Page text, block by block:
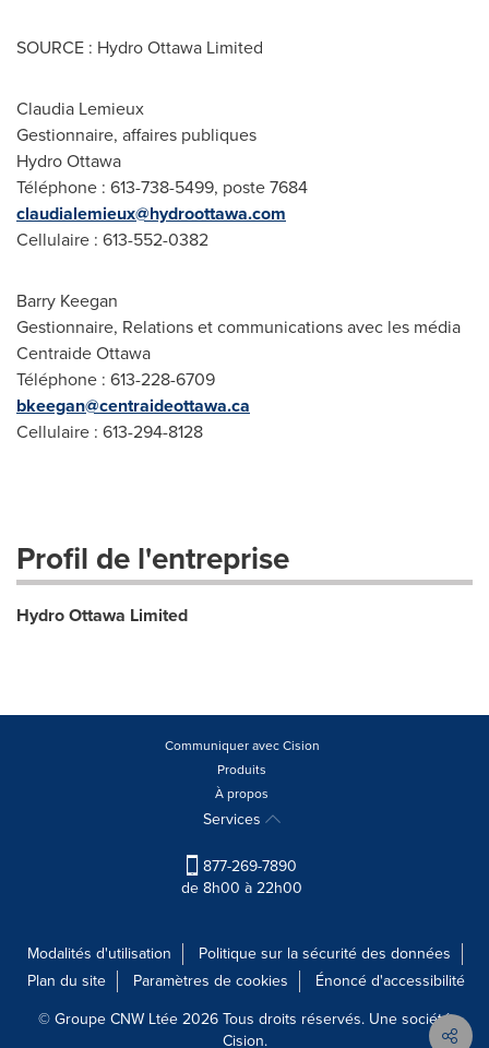
SOURCE : Hydro Ottawa Limited
Claudia Lemieux
Gestionnaire, affaires publiques
Hydro Ottawa
Téléphone : 613-738-5499, poste 7684
claudialemieux@hydroottawa.com
Cellulaire : 613-552-0382
Barry Keegan
Gestionnaire, Relations et communications avec les média
Centraide Ottawa
Téléphone : 613-228-6709
bkeegan@centraideottawa.ca
Cellulaire : 613-294-8128
Profil de l'entreprise
Hydro Ottawa Limited
Communiquer avec Cision
Produits
À propos
Services
877-269-7890
de 8h00 à 22h00
Modalités d'utilisation
Politique sur la sécurité des données
Plan du site
Paramètres de cookies
Énoncé d'accessibilité
© Groupe CNW Ltée 2026 Tous droits réservés. Une société
Cision.